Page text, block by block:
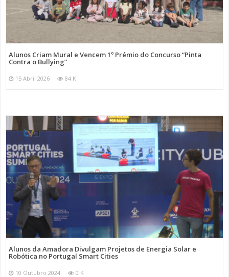
Alunos Criam Mural e Vencem 1º Prémio do Concurso “Pinta
Contra o Bullying”
15 Abril 2026 84 K
Alunos da Amadora Divulgam Projetos de Energia Solar e
Robótica no Portugal Smart Cities
10 Outubro 2024 0 K